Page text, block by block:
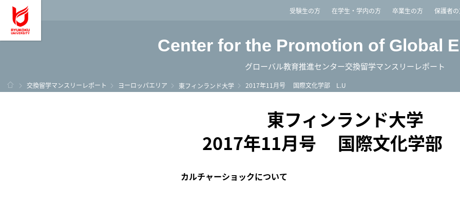
龍谷大学 You, Unlimited受験生の方 在学生・学内の方 卒業生の方 保護者
Center for the Promotion of Global
グローバル教育推進センター交換留学マンスリーレポート
ホーム
交換留学マンスリーレポート ヨーロッパエリア 東フィンランド大学 2017年11月号 国際文化学部 L.U
東フィンランド大学
2017年11月号 国際文化学部
カルチャーショックについて